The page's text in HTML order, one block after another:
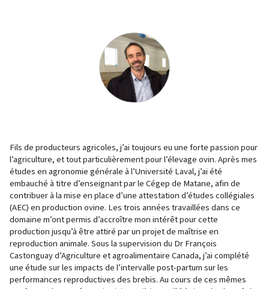
Fils de producteurs agricoles, j’ai toujours eu une forte passion pour
l’agriculture, et tout particulièrement pour l’élevage ovin. Après mes
études en agronomie générale à l’Université Laval, j’ai été
embauché à titre d’enseignant par le Cégep de Matane, afin de
contribuer à la mise en place d’une attestation d’études collégiales
(AEC) en production ovine. Les trois années travaillées dans ce
domaine m’ont permis d’accroître mon intérêt pour cette
production jusqu’à être attiré par un projet de maîtrise en
reproduction animale. Sous la supervision du Dr François
Castonguay d’Agriculture et agroalimentaire Canada, j’ai complété
une étude sur les impacts de l’intervalle post-partum sur les
performances reproductives des brebis. Au cours de ces mêmes